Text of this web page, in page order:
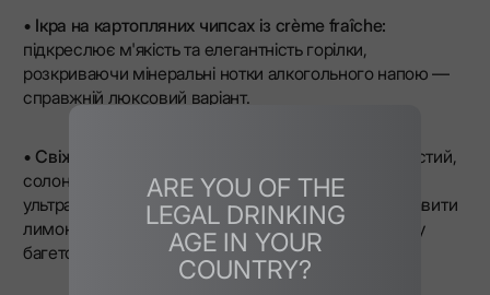
ARE YOU OF THE
LEGAL DRINKING
AGE IN YOUR
COUNTRY?
• Ікра на картопляних чипсах із crème fraîche:
підкреслює м'якість та елегантність горілки,
розкриваючи мінеральні нотки алкогольного напою —
справжній люксовий варіант.
• Свіжі устриці в половинці мушлі:
створюють чистий,
солонуватий контраст, який ідеально підкреслює
ультрапреміальний характерLEX . Не забудьте вичавити
лимон, щоб збалансувати смак, і завершіть трапезу
багетом і вершковим маслом.